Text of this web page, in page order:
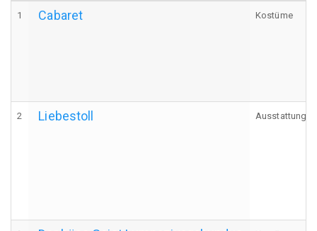
1 Cabaret Kostüme
2 Liebestoll Ausstattung